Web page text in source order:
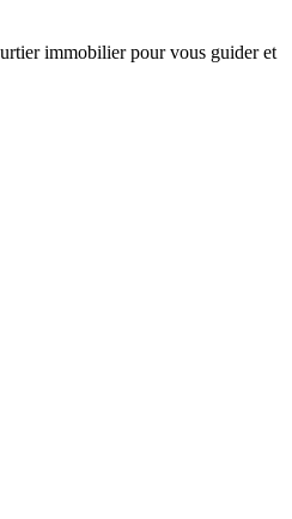
immobilier pour vous guider et